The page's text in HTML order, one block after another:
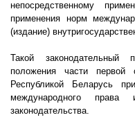
непосредственному
применения норм
(издание)
Такой законодательный
положения части первой
Республикой Беларусь
международного права
законодательства.